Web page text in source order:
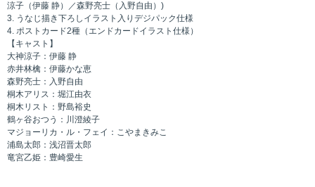
涼子（伊藤 静）／森野亮士（入野自由）)
3. うなじ描き下ろしイラスト入りデジパック仕様
4. ポストカード2種（エンドカードイラスト仕様）
【キャスト】
大神涼子：伊藤 静
赤井林檎：伊藤かな恵
森野亮士：入野自由
桐木アリス：堀江由衣
桐木リスト：野島裕史
鶴ヶ谷おつう：川澄綾子
マジョーリカ・ル・フェイ：こやまきみこ
浦島太郎：浅沼晋太郎
竜宮乙姫：豊崎愛生